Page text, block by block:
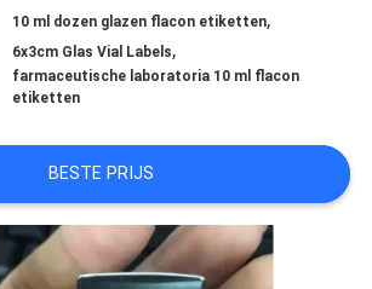
10 ml dozen glazen flacon etiketten,
6x3cm Glas Vial Labels,
farmaceutische laboratoria 10 ml flacon
etiketten
BESTE PRIJS